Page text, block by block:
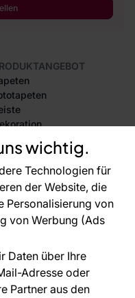
wichtig.
Technologien für
der Website, die
Personalisierung von
von Werbung (Ads
Daten über Ihre
Adresse oder
Partner aus den
Folien
DAS UNTERNEHMEN